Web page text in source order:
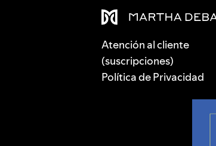
Atención al cliente
(suscripciones)
Política de Privacidad